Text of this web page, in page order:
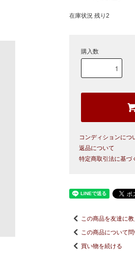
在庫状況 残り2
購入数
コンディションにつ
返品について
特定商取引法に基づ
この商品を友達に
この商品について
買い物を続ける